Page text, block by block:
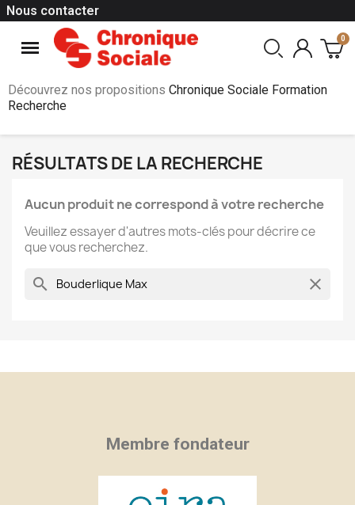
Nous contacter
Découvrez nos propositions Chronique Sociale Formation
Recherche
RÉSULTATS DE LA RECHERCHE
Aucun produit ne correspond à votre recherche
Veuillez essayer d'autres mots-clés pour décrire ce
que vous recherchez.
search clear
Membre fondateur